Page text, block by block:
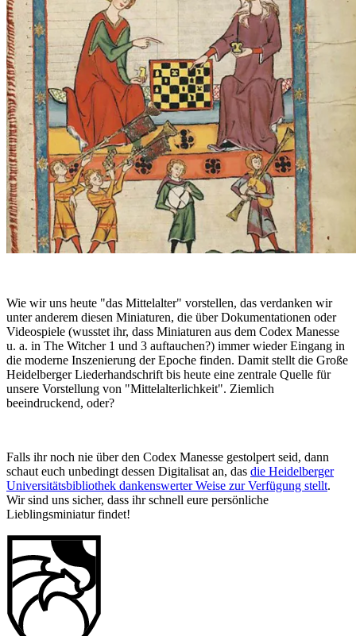
Wie wir uns heute "das Mittelalter" vorstellen, das verdanken wir
unter anderem diesen Miniaturen, die über Dokumentationen oder
Videospiele (wusstet ihr, dass Miniaturen aus dem Codex Manesse
u. a. in The Witcher 1 und 3 auftauchen?) immer wieder Eingang in
die moderne Inszenierung der Epoche finden. Damit stellt die Große
Heidelberger Liederhandschrift bis heute eine zentrale Quelle für
unsere Vorstellung von "Mittelalterlichkeit". Ziemlich
beeindruckend, oder?
Falls ihr noch nie über den Codex Manesse gestolpert seid, dann
schaut euch unbedingt dessen Digitalisat an, das die Heidelberger
Universitätsbibliothek dankenswerter Weise zur Verfügung stellt.
Wir sind uns sicher, dass ihr schnell eure persönliche
Lieblingsminiatur findet!